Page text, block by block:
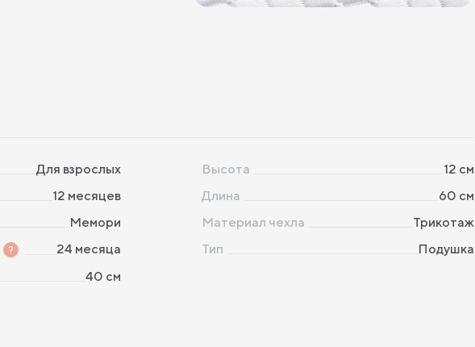
Для взрослых Высота 12 см
12 месяцев Длина 60 см
Мемори Материал чехла
Трикотаж
? 24 месяца Тип
Подушка
40 см